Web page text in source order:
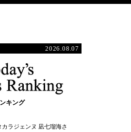
2026.08.07
キング
カラジェンヌ 凪七瑠海さ